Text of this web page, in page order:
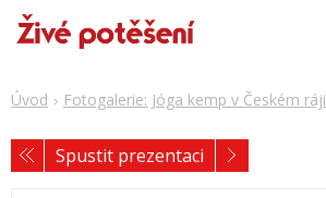
Úvod Fotogalerie: Jóga kemp v Českém ráji
Spustit prezentaci